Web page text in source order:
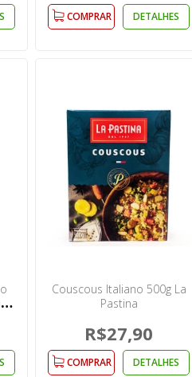
COMPRAR DETALHES
Couscous Italiano 500g La
Pastina
R$27,90
COMPRAR DETALHES